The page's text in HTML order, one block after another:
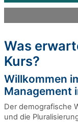
Was
Kurs?
Willkommen
Management
Der demografische
und die